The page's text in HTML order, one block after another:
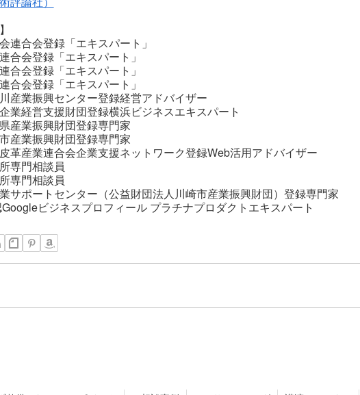
連合会登録「エキスパート」
合会登録「エキスパート」
合会登録「エキスパート」
合会登録「エキスパート」
川産業振興センター登録経営アドバイザー
企業経営支援財団登録横浜ビジネスエキスパート
産業振興財団登録専門家
産業振興財団登録専門家
皮革産業連合会企業支援ネットワーク登録Web活用アドバイザー
専門相談員
専門相談員
サポートセンター（公益財団法人川崎市産業振興財団）登録専門家
ビジネスプロフィール プラチナプロダクトエキスパート